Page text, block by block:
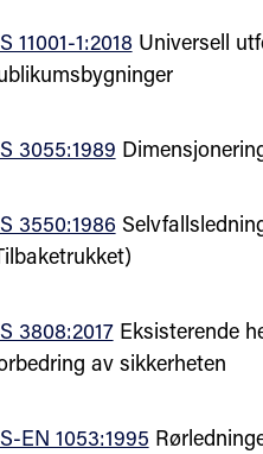
11001-1:2018 Universell
3055:1989
3550:1986
3808:2017Eksisterende
av sikkerheten
EN 1053:1995